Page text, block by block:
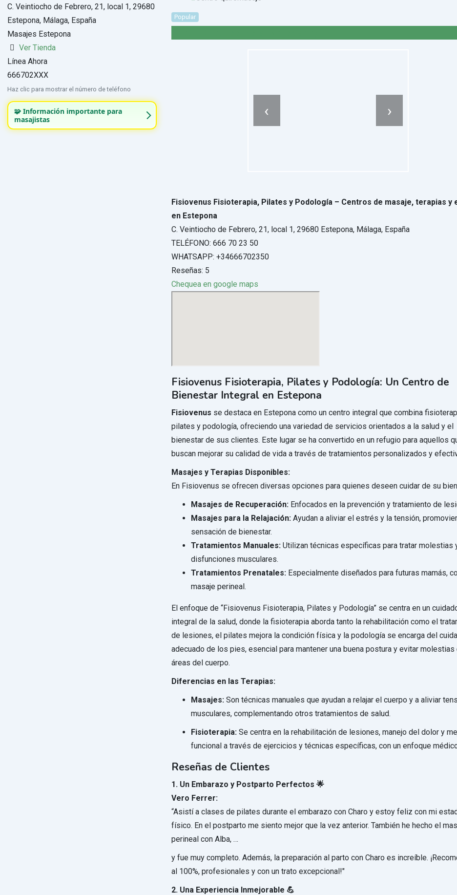
C. Veintiocho de Febrero, 21, local 1, 29680
Estepona, Málaga, España
Masajes Estepona
Ver Tienda
Línea Ahora
666702XXX
Haz clic para mostrar el número de teléfono
🧩 Información importante para
masajistas
Popular
‹ ›
Fisiovenus Fisioterapia, Pilates y Podología – Centros de masaje, terapias y
en Estepona
C. Veintiocho de Febrero, 21, local 1, 29680 Estepona, Málaga, España
TELÉFONO: 666 70 23 50
WHATSAPP: +34666702350
Reseñas: 5
Chequea en google maps
Fisiovenus Fisioterapia, Pilates y Podología: Un Centro de
Bienestar Integral en Estepona
Fisiovenus se destaca en Estepona como un centro integral que combina
pilates y podología, ofreciendo una variedad de servicios orientados a la salud y el
bienestar de sus clientes. Este lugar se ha convertido en un refugio para aquellos
buscan mejorar su calidad de vida a través de tratamientos personalizados y
Masajes y Terapias Disponibles:
En Fisiovenus se ofrecen diversas opciones para quienes deseen cuidar de su
Masajes de Recuperación: Enfocados en la prevención y tratamiento de
Masajes para la Relajación: Ayudan a aliviar el estrés y la tensión,
sensación de bienestar.
Tratamientos Manuales: Utilizan técnicas específicas para tratar molestias
disfunciones musculares.
Tratamientos Prenatales: Especialmente diseñados para futuras mamás,
masaje perineal.
El enfoque de “Fisiovenus Fisioterapia, Pilates y Podología” se centra en un
integral de la salud, donde la fisioterapia aborda tanto la rehabilitación como el
de lesiones, el pilates mejora la condición física y la podología se encarga del
adecuado de los pies, esencial para mantener una buena postura y evitar molestias
áreas del cuerpo.
Diferencias en las Terapias:
Masajes: Son técnicas manuales que ayudan a relajar el cuerpo y a aliviar
musculares, complementando otros tratamientos de salud.
Fisioterapia: Se centra en la rehabilitación de lesiones, manejo del dolor y
funcional a través de ejercicios y técnicas específicas, con un enfoque
Reseñas de Clientes
1. Un Embarazo y Postparto Perfectos 🌟
Vero Ferrer:
“Asistí a clases de pilates durante el embarazo con Charo y estoy feliz con mi
físico. En el postparto me siento mejor que la vez anterior. También he hecho el
perineal con Alba, …
y fue muy completo. Además, la preparación al parto con Charo es increíble.
al 100%, profesionales y con un trato excepcional!"
2. Una Experiencia Inmejorable 💪